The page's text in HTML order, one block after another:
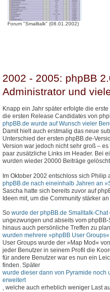
Forum "Smalltalk" (08.01.2002)
2002 - 2005: phpBB
Administrator und
Knapp ein Jahr später erfolgte die
die ersten Release Candidates von
phpBB.de wurde auf Wunsch vieler
Damit hielt auch erstmalig das neue
Unterschied der ersten phpBB.de-
Version war jedoch nicht sehr groß –
paar zusätzliche Links im Header. Bei
wurden wieder 20000 Beiträge
Im Oktober 2002 entschloss sich Philip
phpBB.de nach eineinhalb Jahren an
Sascha hatte sich bereits zuvor auf
Ideen mit, um die Community stärker
So wurde der phpBB.de Smalltalk-Chat
ungezwungen und abseits vom
hinaus auch persönliche Treffen zu
wurden mehrere »phpBB User
User Groups wurde der »Map Mod«
jeder Benutzer in seinem Profil die
für andere Benutzer war es nun ein
finden. Später
wurde dieser dann von Pyramide noch
erweitert
, welche auch erheblich weniger Last